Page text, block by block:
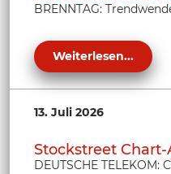
BRENNTAG:
Weiterlesen...
13. Juli 2026
Stockstreet Chart-
DEUTSCHE